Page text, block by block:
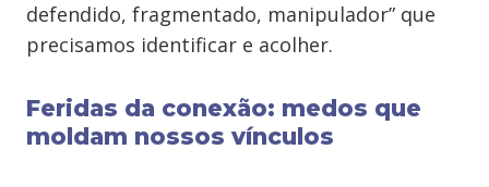
defendido, fragmentado, manipulador” que
precisamos identificar e acolher.
Feridas da conexão: medos que
moldam nossos vínculos